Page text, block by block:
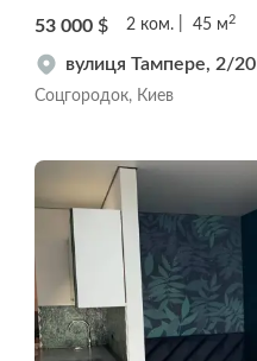
53 000 $ 2 ком. 45 м 2
вулиця Тампере, 2/20
Соцгородок, Киев